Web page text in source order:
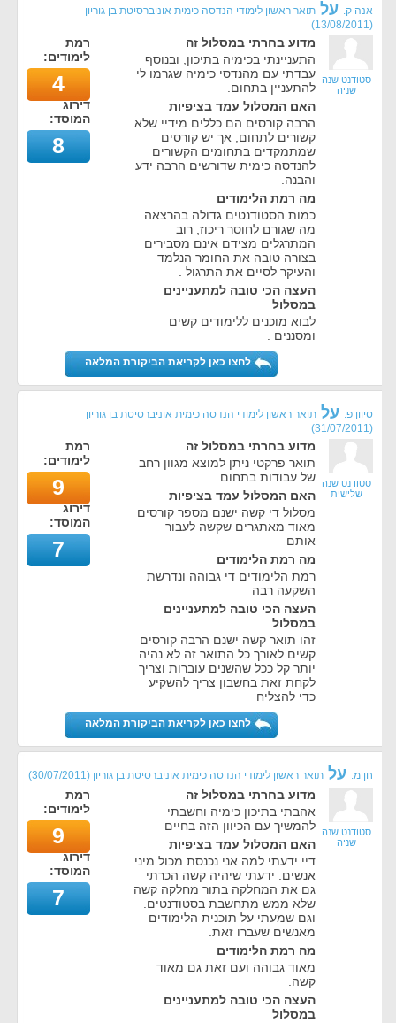
אנה ק. על תואר ראשון לימודי הנדסה כימית אוניברסיטת בן גוריון
(
13/08/2011
)
סטודנט שנה
שניה
מדוע בחרתי במסלול זה
התעניינתי בכימיה בתיכון, ובנוסף
עבדתי עם מהנדסי כימיה שגרמו לי
להתעניין בתחום.
האם המסלול עמד בציפיות
הרבה קורסים הם כללים מידיי שלא
קשורים לתחום, אך יש קורסים
שמתמקדים בתחומים הקשורים
להנדסה כימית שדורשים הרבה ידע
והבנה.
מה רמת הלימודים
כמות הסטודנטים גדולה בהרצאה
מה שגורם לחוסר ריכוז, רוב
המתרגלים מצידם אינם מסבירים
בצורה טובה את החומר הנלמד
והעיקר לסיים את התרגול .
העצה הכי טובה למתעניינים
במסלול
לבוא מוכנים ללימודים קשים
ומסננים .
רמת
לימודים:
4
דירוג
המוסד:
8
לחצו כאן לקריאת הביקורת המלאה
סיוון פ. על תואר ראשון לימודי הנדסה כימית אוניברסיטת בן גוריון
(
31/07/2011
)
סטודנט שנה
שלישית
מדוע בחרתי במסלול זה
תואר פרקטי ניתן למוצא מגוון רחב
של עבודות בתחום
האם המסלול עמד בציפיות
מסלול די קשה ישנם מספר קורסים
מאוד מאתגרים שקשה לעבור
אותם
מה רמת הלימודים
רמת הלימודים די גבוהה ונדרשת
השקעה רבה
העצה הכי טובה למתעניינים
במסלול
זהו תואר קשה ישנם הרבה קורסים
קשים לאורך כל התואר זה לא נהיה
יותר קל ככל שהשנים עוברות וצריך
לקחת זאת בחשבון צריך להשקיע
כדי להצליח
רמת
לימודים:
9
דירוג
המוסד:
7
לחצו כאן לקריאת הביקורת המלאה
חן מ. על תואר ראשון לימודי הנדסה כימית אוניברסיטת בן גוריון (
30/07/2011
)
סטודנט שנה
שניה
מדוע בחרתי במסלול זה
אהבתי בתיכון כימיה וחשבתי
להמשיך עם הכיוון הזה בחיים
האם המסלול עמד בציפיות
דיי ידעתי למה אני נכנסת מכול מיני
אנשים. ידעתי שיהיה קשה הכרתי
גם את המחלקה בתור מחלקה קשה
שלא ממש מתחשבת בסטודנטים.
וגם שמעתי על תוכנית הלימודים
מאנשים שעברו זאת.
מה רמת הלימודים
מאוד גבוהה ועם זאת גם מאוד
קשה.
העצה הכי טובה למתעניינים
במסלול
רמת
לימודים:
9
דירוג
המוסד:
7